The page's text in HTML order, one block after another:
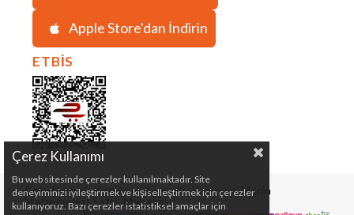
Apple Store'dan İndirin
ETBİS
Çeki Demiri, Karavan, Römork, Kamp ve Marin
Malzemeleri Satış Mağazası
Çerez Kullanımı
Bu web sitesinde çerezler kullanılmaktadır. Site
deneyiminizi iyileştirmek ve kişiselleştirmek için çerezler
kullanıyoruz. Bazı çerezler istatistiksel amaçlar için